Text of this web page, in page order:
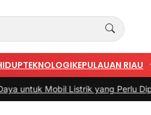
TEKNOLOGIKEPULAUAN RIAU
Listrik yang Perlu Diperhatikan|